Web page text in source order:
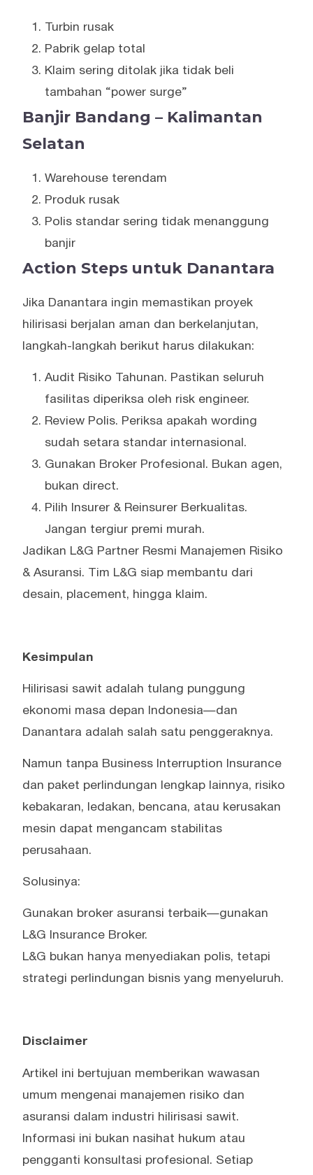
Turbin rusak
Pabrik gelap total
Klaim sering ditolak jika tidak beli
tambahan “power surge”
Banjir Bandang – Kalimantan
Selatan
Warehouse terendam
Produk rusak
Polis standar sering tidak menanggung
banjir
Action Steps untuk Danantara
Jika Danantara ingin memastikan proyek
hilirisasi berjalan aman dan berkelanjutan,
langkah-langkah berikut harus dilakukan:
Audit Risiko Tahunan. Pastikan seluruh
fasilitas diperiksa oleh risk engineer.
Review Polis. Periksa apakah wording
sudah setara standar internasional.
Gunakan Broker Profesional. Bukan agen,
bukan direct.
Pilih Insurer & Reinsurer Berkualitas.
Jangan tergiur premi murah.
Jadikan L&G Partner Resmi Manajemen Risiko
& Asuransi. Tim L&G siap membantu dari
desain, placement, hingga klaim.
Kesimpulan
Hilirisasi sawit adalah tulang punggung
ekonomi masa depan Indonesia—dan
Danantara adalah salah satu penggeraknya.
Namun tanpa Business Interruption Insurance
dan paket perlindungan lengkap lainnya, risiko
kebakaran, ledakan, bencana, atau kerusakan
mesin dapat mengancam stabilitas
perusahaan.
Solusinya:
Gunakan broker asuransi terbaik—gunakan
L&G Insurance Broker.
L&G bukan hanya menyediakan polis, tetapi
strategi perlindungan bisnis yang menyeluruh.
Disclaimer
Artikel ini bertujuan memberikan wawasan
umum mengenai manajemen risiko dan
asuransi dalam industri hilirisasi sawit.
Informasi ini bukan nasihat hukum atau
pengganti konsultasi profesional. Setiap